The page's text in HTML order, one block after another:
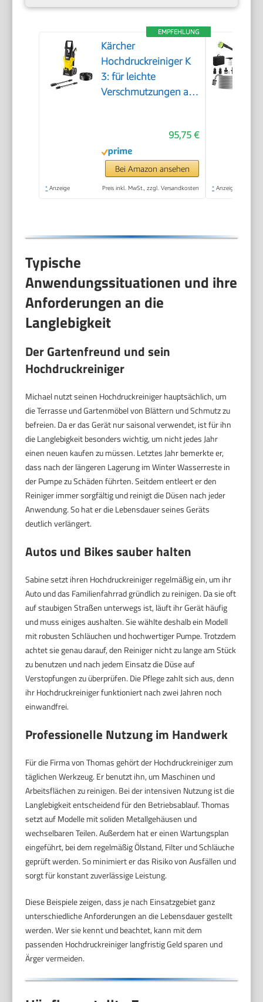
EMPFEHLUNG
Kärcher
Hochdruckreiniger K
3: für leichte
Verschmutzungen an
Motorrädern & Co.
Flächenleistung 25
m²/h. Mit Pistole, 6 m
Hochdruckschlauch
95,75 €
Bei Amazon ansehen
* Anzeige Preis inkl. MwSt., zzgl. Versandkosten * Anzeige
Typische
Anwendungssituationen und ihre
Anforderungen an die
Langlebigkeit
Der Gartenfreund und sein
Hochdruckreiniger
Michael nutzt seinen Hochdruckreiniger hauptsächlich, um
die Terrasse und Gartenmöbel von Blättern und Schmutz zu
befreien. Da er das Gerät nur saisonal verwendet, ist für ihn
die Langlebigkeit besonders wichtig, um nicht jedes Jahr
einen neuen kaufen zu müssen. Letztes Jahr bemerkte er,
dass nach der längeren Lagerung im Winter Wasserreste in
der Pumpe zu Schäden führten. Seitdem entleert er den
Reiniger immer sorgfältig und reinigt die Düsen nach jeder
Anwendung. So hat er die Lebensdauer seines Geräts
deutlich verlängert.
Autos und Bikes sauber halten
Sabine setzt ihren Hochdruckreiniger regelmäßig ein, um ihr
Auto und das Familienfahrrad gründlich zu reinigen. Da sie oft
auf staubigen Straßen unterwegs ist, läuft ihr Gerät häufig
und muss einiges aushalten. Sie wählte deshalb ein Modell
mit robusten Schläuchen und hochwertiger Pumpe. Trotzdem
achtet sie genau darauf, den Reiniger nicht zu lange am Stück
zu benutzen und nach jedem Einsatz die Düse auf
Verstopfungen zu überprüfen. Die Pflege zahlt sich aus, denn
ihr Hochdruckreiniger funktioniert nach zwei Jahren noch
einwandfrei.
Professionelle Nutzung im Handwerk
Für die Firma von Thomas gehört der Hochdruckreiniger zum
täglichen Werkzeug. Er benutzt ihn, um Maschinen und
Arbeitsflächen zu reinigen. Bei der intensiven Nutzung ist die
Langlebigkeit entscheidend für den Betriebsablauf. Thomas
setzt auf Modelle mit soliden Metallgehäusen und
wechselbaren Teilen. Außerdem hat er einen Wartungsplan
eingeführt, bei dem regelmäßig Ölstand, Filter und Schläuche
geprüft werden. So minimiert er das Risiko von Ausfällen und
sorgt für konstant zuverlässige Leistung.
Diese Beispiele zeigen, dass je nach Einsatzgebiet ganz
unterschiedliche Anforderungen an die Lebensdauer gestellt
werden. Wer sie kennt und beachtet, kann mit dem
passenden Hochdruckreiniger langfristig Geld sparen und
Ärger vermeiden.